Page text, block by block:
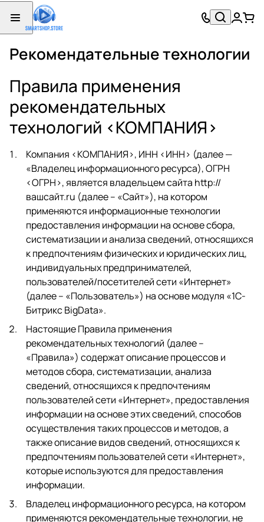
Рекомендательные технологии
Правила применения
рекомендательных
технологий <КОМПАНИЯ>
Компания <КОМПАНИЯ>, ИНН <ИНН> (далее —
«Владелец информационного ресурса), ОГРН
<ОГРН>, является владельцем сайта http://
вашсайт.ru (далее – «Сайт»), на котором
применяются информационные технологии
предоставления информации на основе сбора,
систематизации и анализа сведений, относящихся
к предпочтениям физических и юридических лиц,
индивидуальных предпринимателей,
пользователей/посетителей сети «Интернет»
(далее – «Пользователь») на основе модуля «1C-
Битрикс BigData».
Настоящие Правила применения
рекомендательных технологий (далее –
«Правила») содержат описание процессов и
методов сбора, систематизации, анализа
сведений, относящихся к предпочтениям
пользователей сети «Интернет», предоставления
информации на основе этих сведений, способов
осуществления таких процессов и методов, а
также описание видов сведений, относящихся к
предпочтениям пользователей сети «Интернет»,
которые используются для предоставления
информации.
Владелец информационного ресурса, на котором
применяются рекомендательные технологии, не